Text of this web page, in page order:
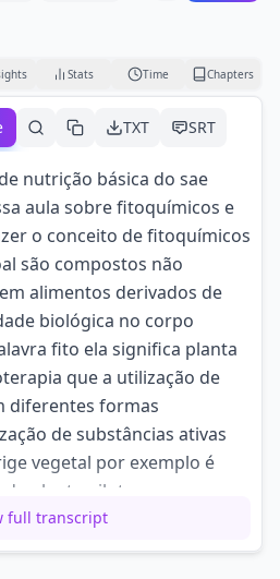
Stats Time Chapters
TXT SRT
nutrição básica do sae
aula sobre fitoquímicos e
o conceito de fitoquímicos
são compostos não
alimentos derivados de
biológica no corpo
fito ela significa planta
que a utilização de
diferentes formas
de substâncias ativas
vegetal por exemplo é
planta piloto capuz
cardiotônico que vêm da
full transcript